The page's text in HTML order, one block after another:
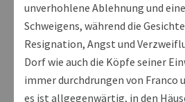
unverhohlene Ablehnung und
Schweigens, während die
Resignation, Angst und
Dorf wie auch die Köpfe seiner
immer durchdrungen von Franco
es ist allgegenwärtig, in den